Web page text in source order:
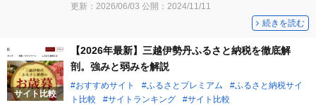
更新： 2026/06/03 公開： 2024/11/11
続きを読む
【2026年最新】三越伊勢丹ふるさと納税を徹底解
剖。強みと弱みを解説
おすすめサイト ふるさとプレミアム
ふるさと納税サイ
ト比較
サイトランキング
サイト比較
サイト比較